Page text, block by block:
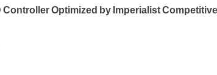
Optimized by Imperialist